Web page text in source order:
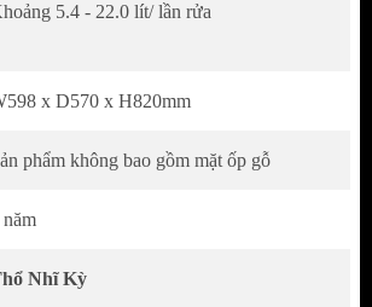
chạm cực tốt.
5.4 - 22.0 lít/ lần rửa
x D570 x H820mm
phẩm không bao gồm mặt ốp gỗ
năm
Nhĩ Kỳ